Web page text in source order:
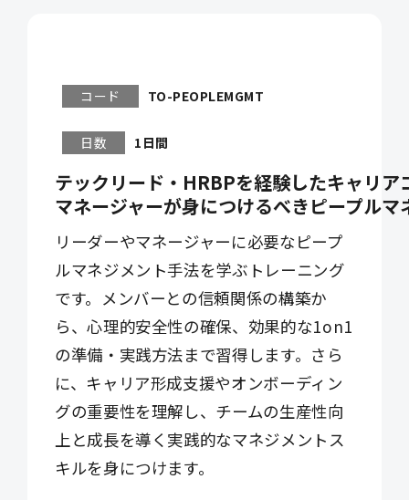
コード TO-PEOPLEMGMT
日数 1日間
テックリード・HRBPを経験したキャリ
マネージャーが身につけるべきピープルマ
リーダーやマネージャーに必要なピープ
ルマネジメント手法を学ぶトレーニング
です。メンバーとの信頼関係の構築か
ら、心理的安全性の確保、効果的な1on1
の準備・実践方法まで習得します。さら
に、キャリア形成支援やオンボーディン
グの重要性を理解し、チームの生産性向
上と成長を導く実践的なマネジメントス
キルを身につけます。